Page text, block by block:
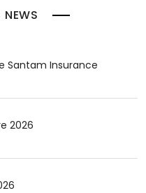
NEWS
Santam Insurance
2026